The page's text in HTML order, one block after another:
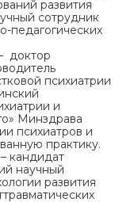
развития
сотрудник
педагогических
доктор
психиатрии
и
Минздрава
психиатров и
практику.
кандидат
научный
развития